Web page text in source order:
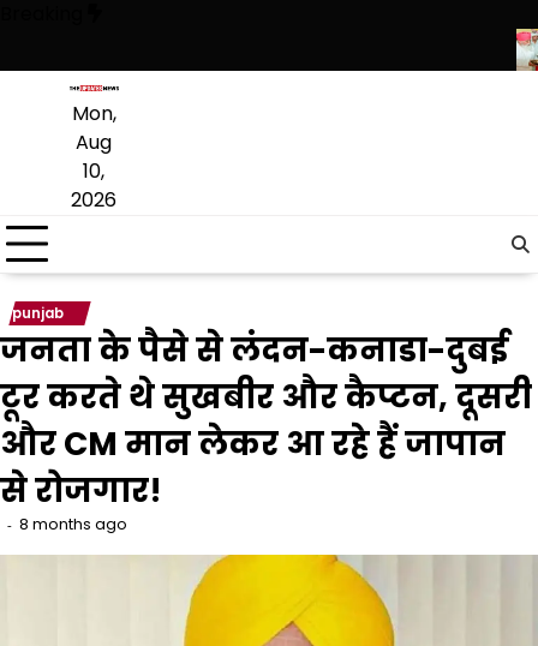
content
Mon,
Aug
10,
2026
punjab
जनता के पैसे से लंदन-कनाडा-दुबई
टूर करते थे सुखबीर और कैप्टन, दूसरी
और CM मान लेकर आ रहे हैं जापान
से रोजगार!
8 months ago